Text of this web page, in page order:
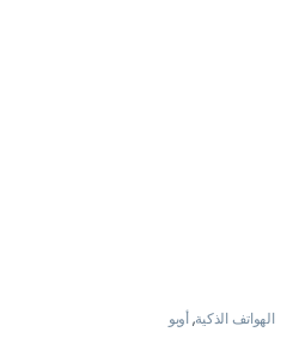
الهواتف الذكية,أوبو